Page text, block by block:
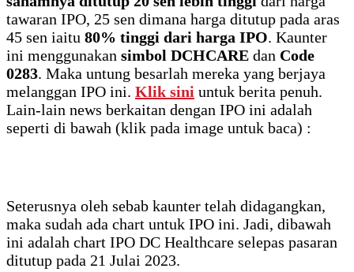
tawaran IPO, 25 sen dimana harga ditutup pada aras
45 sen iaitu 80% tinggi dari harga IPO. Kaunter
ini menggunakan simbol DCHCARE dan Code
0283. Maka untung besarlah mereka yang berjaya
melanggan IPO ini. Klik sini untuk berita penuh.
Lain-lain news berkaitan dengan IPO ini adalah
seperti di bawah (klik pada image untuk baca) :
Seterusnya oleh sebab kaunter telah didagangkan,
maka sudah ada chart untuk IPO ini. Jadi, dibawah
ini adalah chart IPO DC Healthcare selepas pasaran
ditutup pada 21 Julai 2023.